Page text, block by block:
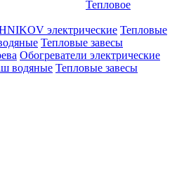
Тепловое
электрические Тепловые
Тепловые завесы
Обогреватели электрические
водяные Тепловые завесы